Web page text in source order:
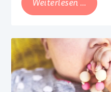
Weiterlesen …
in
Was
ich?